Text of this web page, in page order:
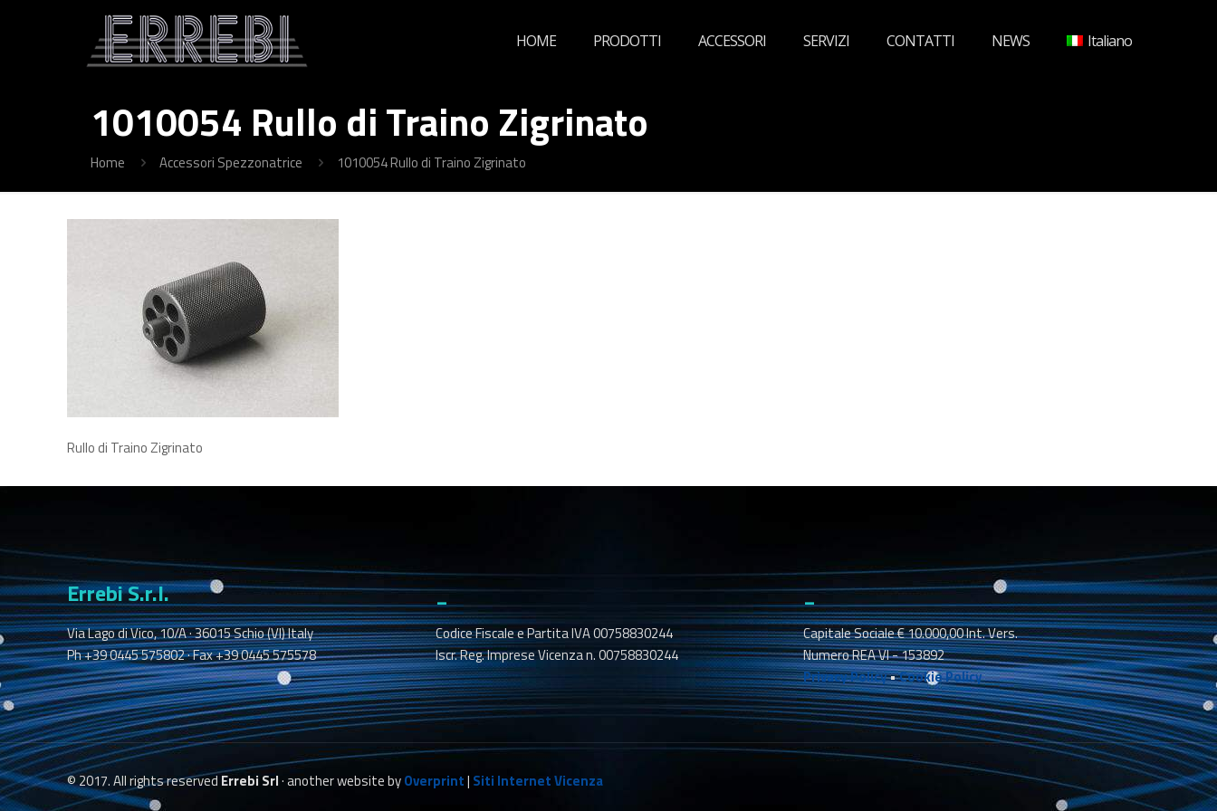
HOME PRODOTTI ACCESSORI SERVIZI CONTATTI NEWS Italiano
1010054 Rullo di Traino Zigrinato
Home Accessori Spezzonatrice 1010054 Rullo di Traino Zigrinato
Rullo di Traino Zigrinato
Errebi S.r.l.
Via Lago di Vico, 10/A · 36015 Schio (VI) Italy
Ph +39 0445 575802 · Fax +39 0445 575578
_
Codice Fiscale e Partita IVA 00758830244
Iscr. Reg. Imprese Vicenza n. 00758830244
_
Capitale Sociale € 10.000,00 Int. Vers.
Numero REA VI - 153892
Privacy Policy•Cookie Policy
© 2017. All rights reservedErrebi Srl· another website byOverprint| Siti Internet Vicenza